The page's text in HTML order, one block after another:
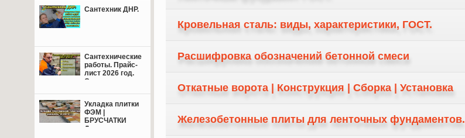
Кровельная сталь: виды, характеристики, ГОСТ.
Расшифровка обозначений бетонной смеси
Откатные ворота | Конструкция | Сборка | Установка
Железобетонные плиты для ленточных фундаментов.
Сантехник ДНР.
Сантехнические
работы. Прайс-
лист 2026 год.
Свежие цены.
Укладка плитки
ФЭМ |
БРУСЧАТКИ
Донецк,